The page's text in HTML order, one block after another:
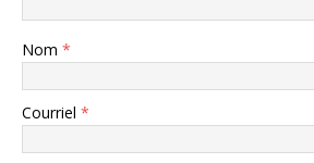
Nom *
Courriel *